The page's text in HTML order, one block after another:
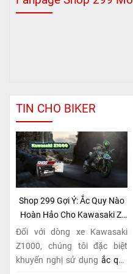
TIN CHO BIKER
Shop 299 Gợi Ý: Ắc Quy Nào
Hoàn Hảo Cho Kawasaki Z-
Series Naked Bike?
Đối với dòng xe Kawasaki
Z1000, chúng tôi đặc biệt
khuyến nghị sử dụng ắc quy